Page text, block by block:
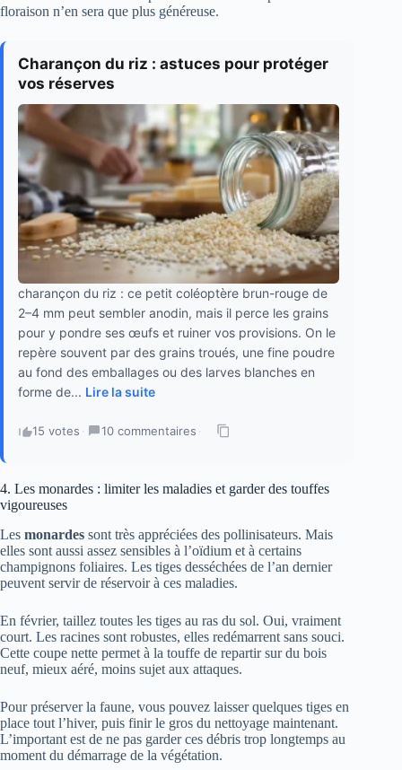
floraison n’en sera que plus généreuse.
Charançon du riz : astuces pour protéger
vos réserves
charançon du riz : ce petit coléoptère brun-rouge de
2–4 mm peut sembler anodin, mais il perce les grains
pour y pondre ses œufs et ruiner vos provisions. On le
repère souvent par des grains troués, une fine poudre
au fond des emballages ou des larves blanches en
forme de... Lire la suite
15 votes · 10 commentaires ·
4. Les monardes : limiter les maladies et garder des touffes
vigoureuses
Les monardes sont très appréciées des pollinisateurs. Mais
elles sont aussi assez sensibles à l’oïdium et à certains
champignons foliaires. Les tiges desséchées de l’an dernier
peuvent servir de réservoir à ces maladies.
En février, taillez toutes les tiges au ras du sol. Oui, vraiment
court. Les racines sont robustes, elles redémarrent sans souci.
Cette coupe nette permet à la touffe de repartir sur du bois
neuf, mieux aéré, moins sujet aux attaques.
Pour préserver la faune, vous pouvez laisser quelques tiges en
place tout l’hiver, puis finir le gros du nettoyage maintenant.
L’important est de ne pas garder ces débris trop longtemps au
moment du démarrage de la végétation.